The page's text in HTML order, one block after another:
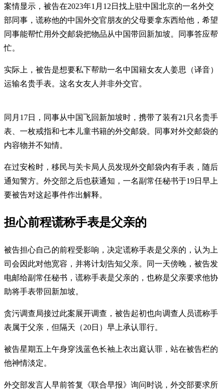
案情显示，被告在2023年1月12日找上驻中国北京的一名外交
部同事，谎称他的中国外交官朋友的父母要拿东西给他，希望
同事能帮忙用外交邮袋把物品从中国带回新加坡。同事答应帮
忙。
实际上，被告是想要私下帮助一名中国籍女友人姜思（译音）
运输名贵手表。这名女友人并非外交官。
同月17日，同事从中国飞回新加坡时，携带了装有21只名贵手
表、一枚戒指和七本儿童书籍的外交邮袋。同事对外交邮袋的
内容物并不知情。
在过安检时，移民与关卡局人员发现外交邮袋内有手表，随后
通知警方。外交部之后也获通知，一名副常任秘书于19日早上
要被告对这起事件作出解释。
担心前程谎称手表是父亲的
被告担心自己的前程受影响，决定谎称手表是父亲的，认为上
司会因此对他宽容，并将计划告知父亲。同一天傍晚，被告发
电邮给副常任秘书，谎称手表是父亲的，也称是父亲要求他协
助将手表带回新加坡。
贪污调查局接过此案展开调查，被告起初也向调查人员谎称手
表属于父亲，但隔天（20日）早上承认罪行。
被告星期五上午身穿浅蓝色长袖上衣出庭认罪，站在被告栏的
他神情淡定。
外交部发言人早前答复《联合早报》询问时说，外交部要求所